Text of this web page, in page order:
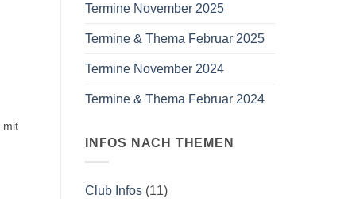
mit
Termine November 2025
Termine & Thema Februar 2025
Termine November 2024
Termine & Thema Februar 2024
INFOS NACH THEMEN
Club Infos (11)